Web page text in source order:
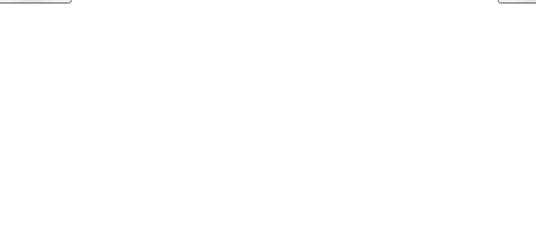
performance with no impact on image quality. Each item is carefully